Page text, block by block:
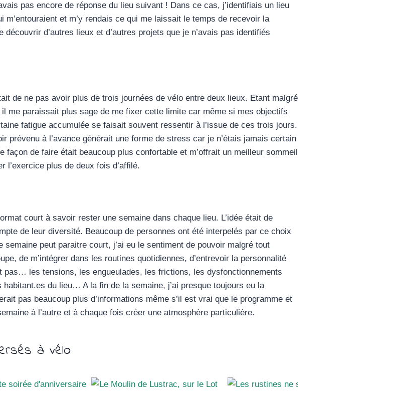
pas encore de réponse du lieu suivant ! Dans ce cas, j’identifiais un lieu
et m’y rendais ce qui me laissait le temps de recevoir la
découvrir d’autres lieux et d’autres projets que je n’avais pas identifiés
de ne pas avoir plus de trois journées de vélo entre deux lieux. Etant malgré
me paraissait plus sage de me fixer cette limite car même si mes objectifs
fatigue accumulée se faisait souvent ressentir à l’issue de ces trois jours.
prévenu à l’avance générait une forme de stress car je n’étais jamais certain
façon de faire était beaucoup plus confortable et m’offrait un meilleur sommeil
l’exercice plus de deux fois d’affilé.
court à savoir rester une semaine dans chaque lieu. L’idée était de
de leur diversité. Beaucoup de personnes ont été interpelés par ce choix
peut paraitre court, j’ai eu le sentiment de pouvoir malgré tout
de m’intégrer dans les routines quotidiennes, d’entrevoir la personnalité
les tensions, les engueulades, les frictions, les dysfonctionnements
du lieu… A la fin de la semaine, j’ai presque toujours eu la
pas beaucoup plus d’informations même s’il est vrai que le programme et
à l’autre et à chaque fois créer une atmosphère particulière.
à vélo